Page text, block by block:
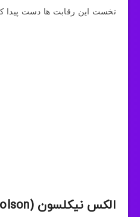
نخست این رقابت ها دست پیدا
الکس نیکلسون (Alex Nicholson)